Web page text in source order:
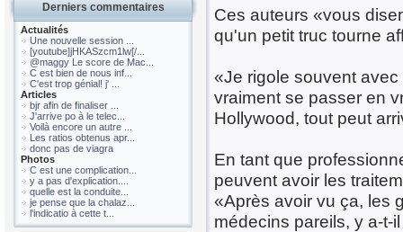
Derniers commentaires
Actualités
Une nouvelle session ...
[youtube]jHKASzcm1lw[/...
@maggy Le score de Mac...
C est bien de nous inf...
C'est trop génial! j' ...
Articles
bjr afin de finaliser ...
J'arrive po à le telec...
Voilà encore un autre ...
Les ratios obtenus apr...
donc pas de viagra
Photos
C est une complication...
y a pas d'explication....
quelle est la conduite...
je pense que la chalaz...
l'indicatio à cette t...
Ces auteurs «vous
qu'un petit truc tourne
«Je rigole souvent
vraiment se passer en
Hollywood, tout peut
En tant que
peuvent avoir les
«Après avoir vu ça, les
médecins pareils, y a-t-